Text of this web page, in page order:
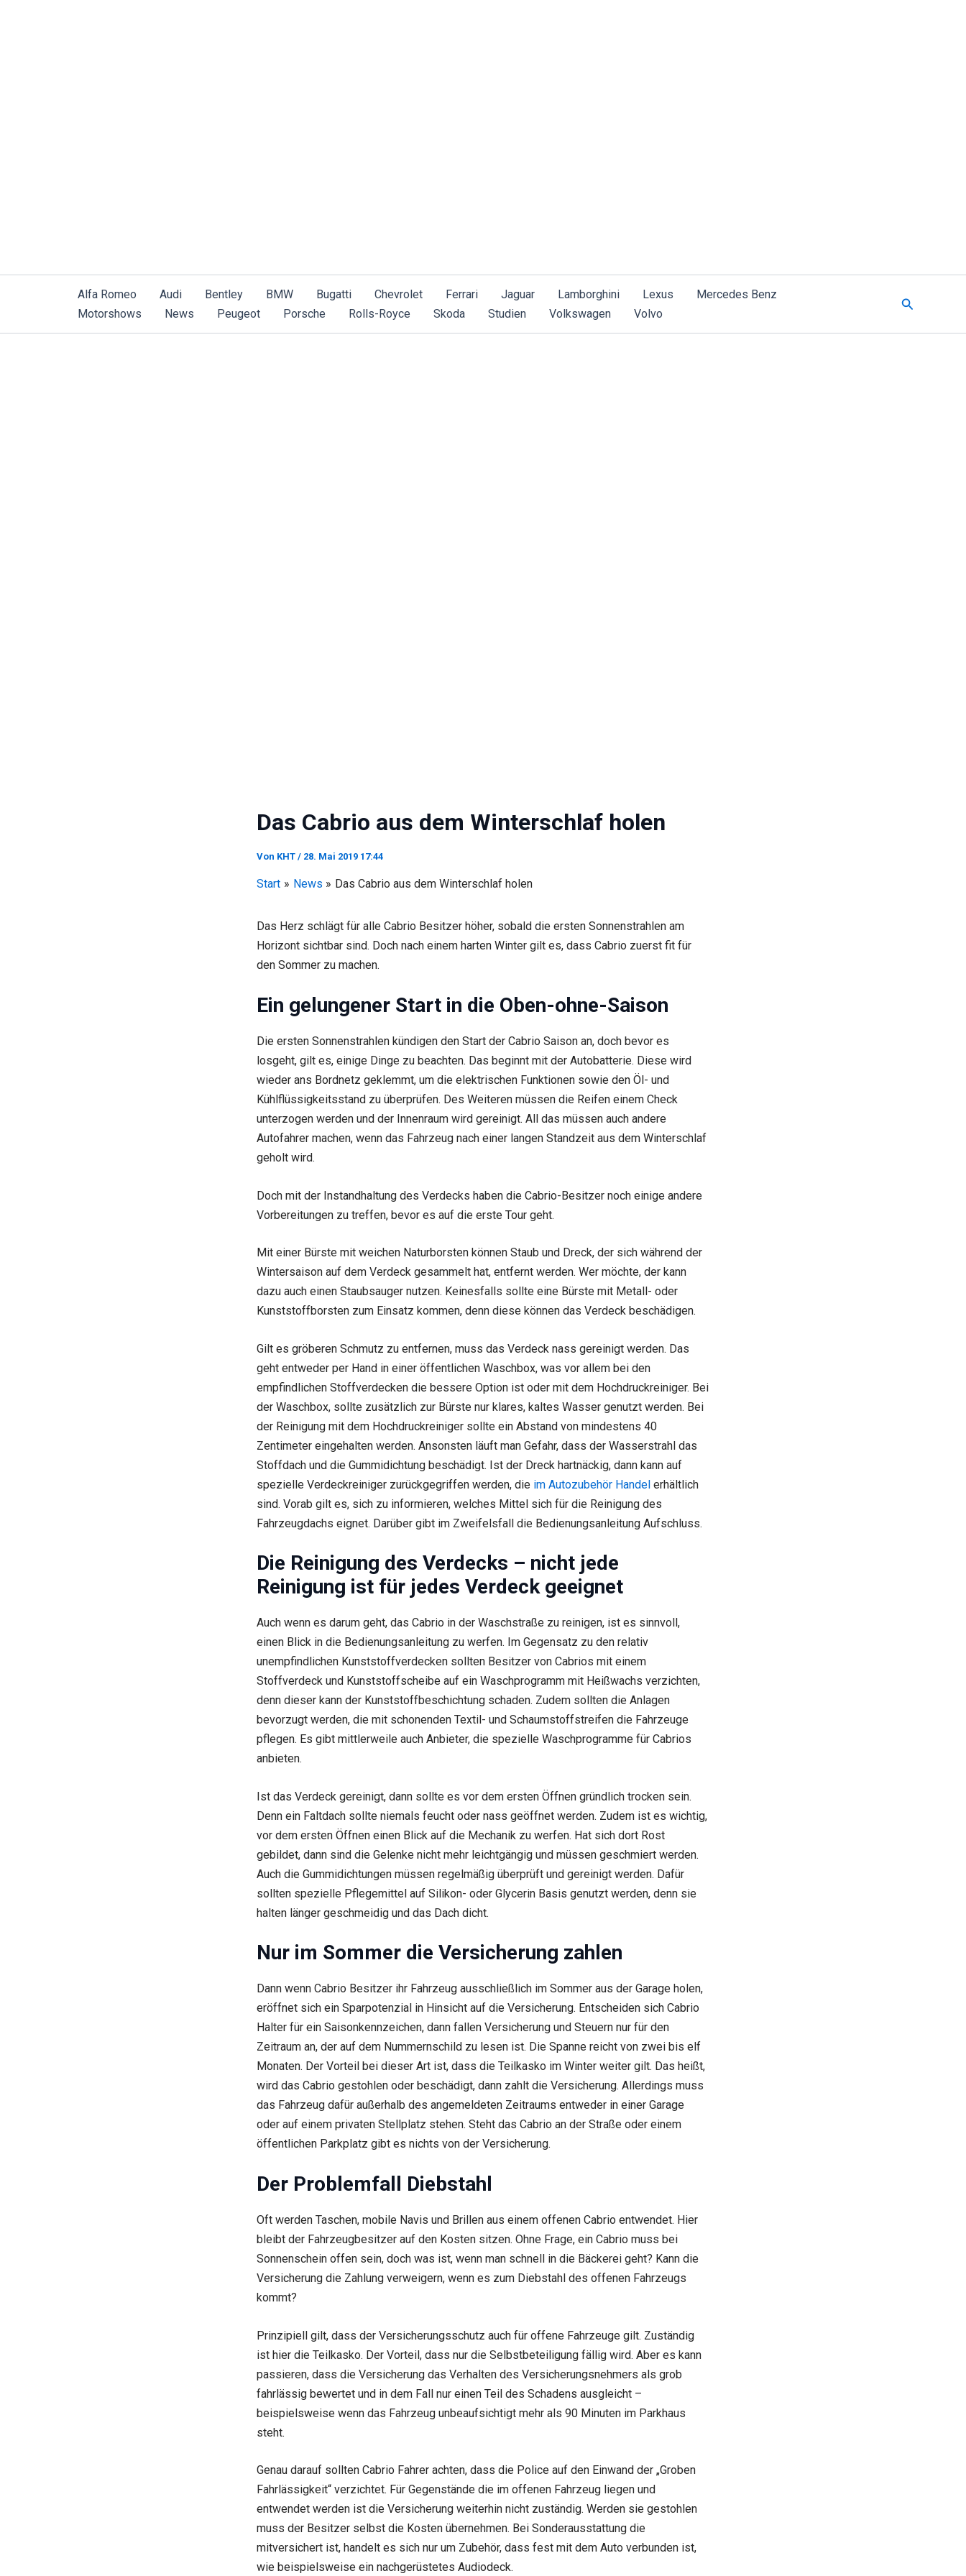
Alfa Romeo Audi Bentley BMW Bugatti Chevrolet Ferrari Jaguar Lamborghini Lexus
Mercedes Benz
Motorshows
News Peugeot Porsche Rolls-Royce Skoda Studien Volkswagen Volvo
Suchen
Das Cabrio aus dem Winterschlaf holen
Von KHT / 28. Mai 2019 17:44
Start News Das Cabrio aus dem Winterschlaf holen
Das Herz schlägt für alle Cabrio Besitzer höher, sobald die ersten Sonnenstrahlen am
Horizont sichtbar sind. Doch nach einem harten Winter gilt es, dass Cabrio zuerst fit für
den Sommer zu machen.
Ein gelungener Start in die Oben-ohne-Saison
Die ersten Sonnenstrahlen kündigen den Start der Cabrio Saison an, doch bevor es
losgeht, gilt es, einige Dinge zu beachten. Das beginnt mit der Autobatterie. Diese wird
wieder ans Bordnetz geklemmt, um die elektrischen Funktionen sowie den Öl- und
Kühlflüssigkeitsstand zu überprüfen. Des Weiteren müssen die Reifen einem Check
unterzogen werden und der Innenraum wird gereinigt. All das müssen auch andere
Autofahrer machen, wenn das Fahrzeug nach einer langen Standzeit aus dem Winterschlaf
geholt wird.
Doch mit der Instandhaltung des Verdecks haben die Cabrio-Besitzer noch einige andere
Vorbereitungen zu treffen, bevor es auf die erste Tour geht.
Mit einer Bürste mit weichen Naturborsten können Staub und Dreck, der sich während der
Wintersaison auf dem Verdeck gesammelt hat, entfernt werden. Wer möchte, der kann
dazu auch einen Staubsauger nutzen. Keinesfalls sollte eine Bürste mit Metall- oder
Kunststoffborsten zum Einsatz kommen, denn diese können das Verdeck beschädigen.
Gilt es gröberen Schmutz zu entfernen, muss das Verdeck nass gereinigt werden. Das
geht entweder per Hand in einer öffentlichen Waschbox, was vor allem bei den
empfindlichen Stoffverdecken die bessere Option ist oder mit dem Hochdruckreiniger. Bei
der Waschbox, sollte zusätzlich zur Bürste nur klares, kaltes Wasser genutzt werden. Bei
der Reinigung mit dem Hochdruckreiniger sollte ein Abstand von mindestens 40
Zentimeter eingehalten werden. Ansonsten läuft man Gefahr, dass der Wasserstrahl das
Stoffdach und die Gummidichtung beschädigt. Ist der Dreck hartnäckig, dann kann auf
spezielle Verdeckreiniger zurückgegriffen werden, die im Autozubehör Handel erhältlich
sind. Vorab gilt es, sich zu informieren, welches Mittel sich für die Reinigung des
Fahrzeugdachs eignet. Darüber gibt im Zweifelsfall die Bedienungsanleitung Aufschluss.
Die Reinigung des Verdecks – nicht jede
Reinigung ist für jedes Verdeck geeignet
Auch wenn es darum geht, das Cabrio in der Waschstraße zu reinigen, ist es sinnvoll,
einen Blick in die Bedienungsanleitung zu werfen. Im Gegensatz zu den relativ
unempfindlichen Kunststoffverdecken sollten Besitzer von Cabrios mit einem
Stoffverdeck und Kunststoffscheibe auf ein Waschprogramm mit Heißwachs verzichten,
denn dieser kann der Kunststoffbeschichtung schaden. Zudem sollten die Anlagen
bevorzugt werden, die mit schonenden Textil- und Schaumstoffstreifen die Fahrzeuge
pflegen. Es gibt mittlerweile auch Anbieter, die spezielle Waschprogramme für Cabrios
anbieten.
Ist das Verdeck gereinigt, dann sollte es vor dem ersten Öffnen gründlich trocken sein.
Denn ein Faltdach sollte niemals feucht oder nass geöffnet werden. Zudem ist es wichtig,
vor dem ersten Öffnen einen Blick auf die Mechanik zu werfen. Hat sich dort Rost
gebildet, dann sind die Gelenke nicht mehr leichtgängig und müssen geschmiert werden.
Auch die Gummidichtungen müssen regelmäßig überprüft und gereinigt werden. Dafür
sollten spezielle Pflegemittel auf Silikon- oder Glycerin Basis genutzt werden, denn sie
halten länger geschmeidig und das Dach dicht.
Nur im Sommer die Versicherung zahlen
Dann wenn Cabrio Besitzer ihr Fahrzeug ausschließlich im Sommer aus der Garage holen,
eröffnet sich ein Sparpotenzial in Hinsicht auf die Versicherung. Entscheiden sich Cabrio
Halter für ein Saisonkennzeichen, dann fallen Versicherung und Steuern nur für den
Zeitraum an, der auf dem Nummernschild zu lesen ist. Die Spanne reicht von zwei bis elf
Monaten. Der Vorteil bei dieser Art ist, dass die Teilkasko im Winter weiter gilt. Das heißt,
wird das Cabrio gestohlen oder beschädigt, dann zahlt die Versicherung. Allerdings muss
das Fahrzeug dafür außerhalb des angemeldeten Zeitraums entweder in einer Garage
oder auf einem privaten Stellplatz stehen. Steht das Cabrio an der Straße oder einem
öffentlichen Parkplatz gibt es nichts von der Versicherung.
Der Problemfall Diebstahl
Oft werden Taschen, mobile Navis und Brillen aus einem offenen Cabrio entwendet. Hier
bleibt der Fahrzeugbesitzer auf den Kosten sitzen. Ohne Frage, ein Cabrio muss bei
Sonnenschein offen sein, doch was ist, wenn man schnell in die Bäckerei geht? Kann die
Versicherung die Zahlung verweigern, wenn es zum Diebstahl des offenen Fahrzeugs
kommt?
Prinzipiell gilt, dass der Versicherungsschutz auch für offene Fahrzeuge gilt. Zuständig
ist hier die Teilkasko. Der Vorteil, dass nur die Selbstbeteiligung fällig wird. Aber es kann
passieren, dass die Versicherung das Verhalten des Versicherungsnehmers als grob
fahrlässig bewertet und in dem Fall nur einen Teil des Schadens ausgleicht –
beispielsweise wenn das Fahrzeug unbeaufsichtigt mehr als 90 Minuten im Parkhaus
steht.
Genau darauf sollten Cabrio Fahrer achten, dass die Police auf den Einwand der „Groben
Fahrlässigkeit“ verzichtet. Für Gegenstände die im offenen Fahrzeug liegen und
entwendet werden ist die Versicherung weiterhin nicht zuständig. Werden sie gestohlen
muss der Besitzer selbst die Kosten übernehmen. Bei Sonderausstattung die
mitversichert ist, handelt es sich nur um Zubehör, dass fest mit dem Auto verbunden ist,
wie beispielsweise ein nachgerüstetes Audiodeck.